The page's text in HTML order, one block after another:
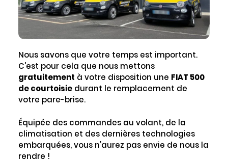
Nous savons que votre temps est important.
C'est pour cela que nous mettons
gratuitement à votre disposition une FIAT 500
de courtoisie durant le remplacement de
votre pare-brise.
Équipée des commandes au volant, de la
climatisation et des dernières technologies
embarquées, vous n'aurez pas envie de nous la
rendre !